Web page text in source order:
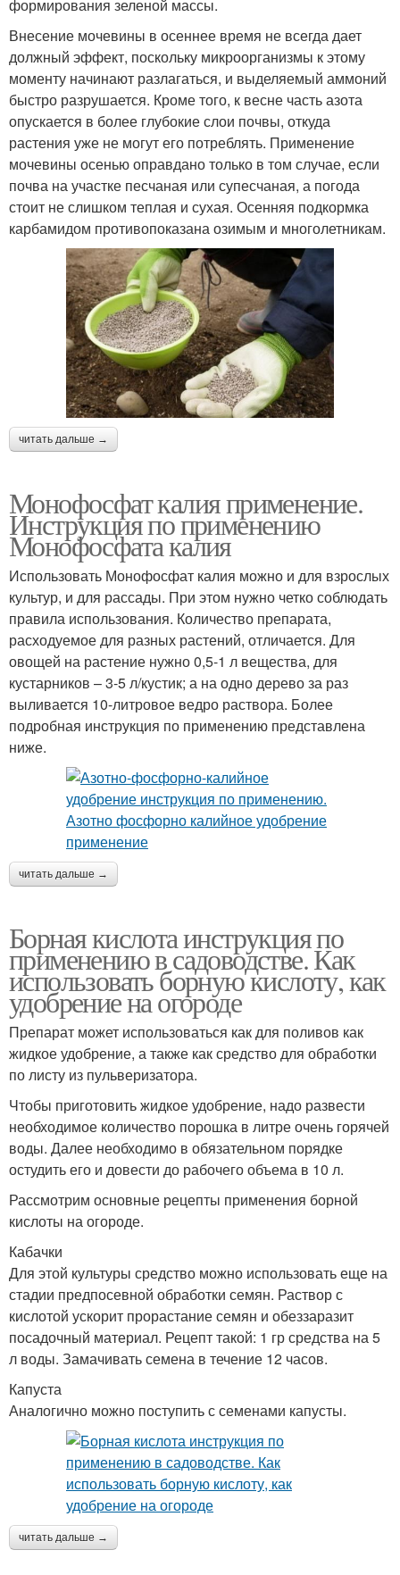
формирования зеленой массы.
Внесение мочевины в осеннее время не всегда дает
должный эффект, поскольку микроорганизмы к этому
моменту начинают разлагаться, и выделяемый аммоний
быстро разрушается. Кроме того, к весне часть азота
опускается в более глубокие слои почвы, откуда
растения уже не могут его потреблять. Применение
мочевины осенью оправдано только в том случае, если
почва на участке песчаная или супесчаная, а погода
стоит не слишком теплая и сухая. Осенняя подкормка
карбамидом противопоказана озимым и многолетникам.
читать дальше →
Монофосфат калия применение.
Инструкция по применению
Монофосфата калия
Использовать Монофосфат калия можно и для взрослых
культур, и для рассады. При этом нужно четко соблюдать
правила использования. Количество препарата,
расходуемое для разных растений, отличается. Для
овощей на растение нужно 0,5-1 л вещества, для
кустарников – 3-5 л/кустик; а на одно дерево за раз
выливается 10-литровое ведро раствора. Более
подробная инструкция по применению представлена
ниже.
читать дальше →
Борная кислота инструкция по
применению в садоводстве. Как
использовать борную кислоту, как
удобрение на огороде
Препарат может использоваться как для поливов как
жидкое удобрение, а также как средство для обработки
по листу из пульверизатора.
Чтобы приготовить жидкое удобрение, надо развести
необходимое количество порошка в литре очень горячей
воды. Далее необходимо в обязательном порядке
остудить его и довести до рабочего объема в 10 л.
Рассмотрим основные рецепты применения борной
кислоты на огороде.
Кабачки
Для этой культуры средство можно использовать еще на
стадии предпосевной обработки семян. Раствор с
кислотой ускорит прорастание семян и обеззаразит
посадочный материал. Рецепт такой: 1 гр средства на 5
л воды. Замачивать семена в течение 12 часов.
Капуста
Аналогично можно поступить с семенами капусты.
читать дальше →